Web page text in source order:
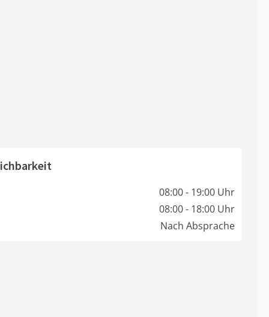
08:00 - 19:00 Uhr
08:00 - 18:00 Uhr
Nach Absprache